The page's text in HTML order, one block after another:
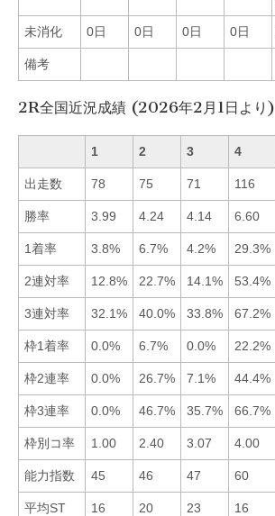
未消化 0日 0日 0日 0日
備考
2R全国近況成績 (2026年2月1日より)
1 2 3 4
出走数 78 75 71 116
勝率 3.99 4.24 4.14 6.60
1着率 3.8% 6.7% 4.2% 29.3%
2連対率 12.8% 22.7% 14.1% 53.4%
3連対率 32.1% 40.0% 33.8% 67.2%
枠1着率 0.0% 6.7% 0.0% 22.2%
枠2連率 0.0% 26.7% 7.1% 44.4%
枠3連率 0.0% 46.7% 35.7% 66.7%
枠別コ率 1.00 2.40 3.07 4.00
能力指数 45 46 47 60
平均ST 16 20 23 16